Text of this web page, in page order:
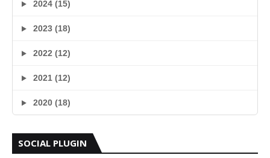
2024 (15)
2023 (18)
2022 (12)
2021 (12)
2020 (18)
SOCIAL PLUGIN